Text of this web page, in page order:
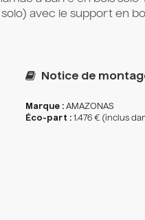
avec le support en
Notice de
Marque : AMAZONAS
Éco-part : 1.476 € (inclus